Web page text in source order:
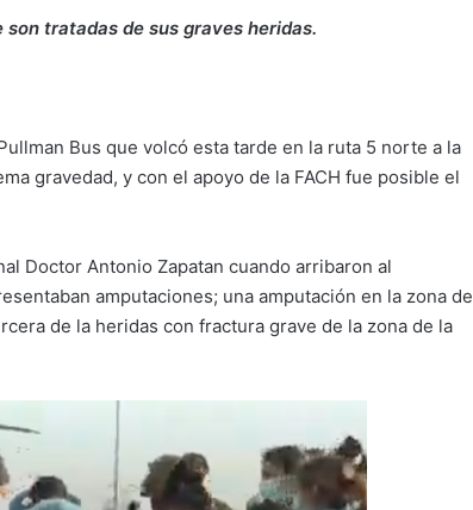
tratadas de sus graves heridas.
Bus que volcó esta tarde en la ruta 5 norte a la
gravedad, y con el apoyo de la FACH fue posible el
Doctor Antonio Zapatan cuando arribaron al
amputaciones; una amputación en la zona de
de la heridas con fractura grave de la zona de la